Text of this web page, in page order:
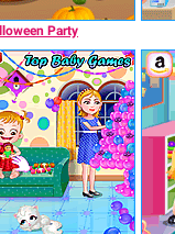
Party